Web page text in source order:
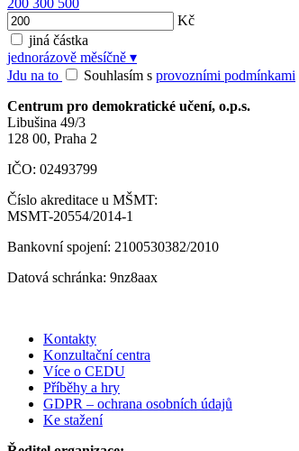
200 300 500
Kč
jiná částka
jednorázově měsíčně ▾
Jdu na to
Souhlasím s provozními podmínkami
Centrum pro demokratické učení, o.p.s.
Libušina 49/3
128 00, Praha 2
IČO: 02493799
Číslo akreditace u MŠMT:
MSMT-20554/2014-1
Bankovní spojení: 2100530382/2010
Datová schránka: 9nz8aax
Kontakty
Konzultační centra
Více o CEDU
Příběhy a hry
GDPR – ochrana osobních údajů
Ke stažení